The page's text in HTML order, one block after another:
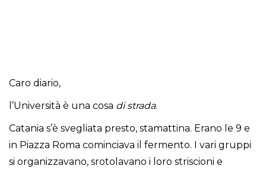
Caro diario,
l’Università è una cosa di strada.
Catania s’è svegliata presto, stamattina. Erano le 9 e
in Piazza Roma cominciava il fermento. I vari gruppi
si organizzavano, srotolavano i loro striscioni e